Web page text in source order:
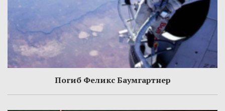
Погиб Феликс Баумгартнер